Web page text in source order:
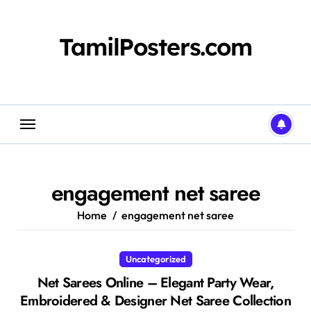
TamilPosters.com
engagement net saree
Home engagement net saree
Uncategorized
Net Sarees Online – Elegant Party Wear,
Embroidered & Designer Net Saree Collection